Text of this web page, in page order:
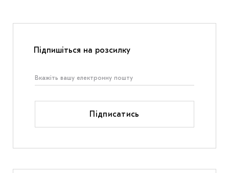
Підпишіться на розсилку
Підписатись